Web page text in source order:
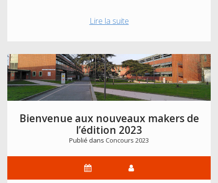
Lire la suiteTKV
Liste
des
projets
Bienvenue aux nouveaux makers de
l’édition 2023
Publié dans Concours 2023